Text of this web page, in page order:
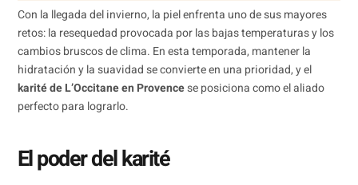
Con la llegada del invierno, la piel enfrenta uno de sus mayores
retos: la resequedad provocada por las bajas temperaturas y los
cambios bruscos de clima. En esta temporada, mantener la
hidratación y la suavidad se convierte en una prioridad, y el
karité de L’Occitane en Provencese posiciona como el aliado
perfecto para lograrlo.
El poder del karité